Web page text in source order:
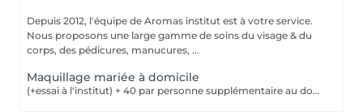
Depuis 2012, l'équipe de Aromas institut est à votre service.
Nous proposons une large gamme de soins du visage & du
corps, des pédicures, manucures, ...
Maquillage mariée à domicile
(+essai à l'institut) + 40 par personne supplémentaire au domicile de la mariée pour un maquillage le jour de la cérémonie Nous vous prions de bien vouloir respecter votre rendez-vous. En prenant rendez-vous, vous occupez une place, dont une autre personne aurait éventuellement besoin. Tout rendez-vous non annulé 24h en avance, est susceptible d'être facturé. (Si vous ne pouvez pas vous présenter à votre RDV, proposez-le éventuellement à un proche ou à un ami) Toute l'équipe de Aromas Institut vous remercie pour votre respect et votre compréhension.